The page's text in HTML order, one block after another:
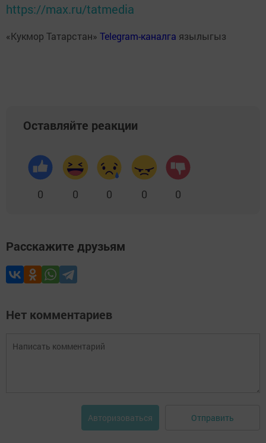
https://max.ru/tatmedia
«Кукмор Татарстан» Telegram-каналга язылыгыз
Оставляйте реакции
0 0 0 0 0
Расскажите друзьям
Нет комментариев
Авторизоваться Отправить